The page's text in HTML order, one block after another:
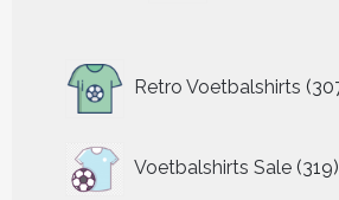
Retro Voetbalshirts
Voetbalshirts Sale 319